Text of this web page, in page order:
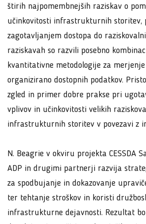
štirih najpomembnejših raziskav o
učinkovitosti infrastrukturnih storitev,
zagotavljanjem dostopa do
raziskavah so razvili posebno
kvantitativne metodologije za
organizirano dostopnih podatkov.
zgled in primer dobre prakse pri
vplivov in učinkovitosti velikih
infrastrukturnih storitev v povezavi z
N. Beagrie v okviru projekta CESSDA
ADP in drugimi partnerji razvija
za spodbujanje in dokazovanje
ter tehtanje stroškov in koristi
infrastrukturne dejavnosti. Rezultat